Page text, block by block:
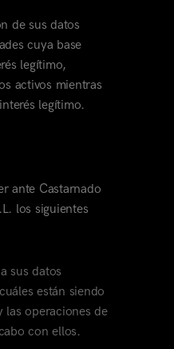
de sus datos
cuya base
legítimo,
activos mientras
legítimo.
ante Castarnado
los siguientes
sus datos
están siendo
operaciones de
con ellos.